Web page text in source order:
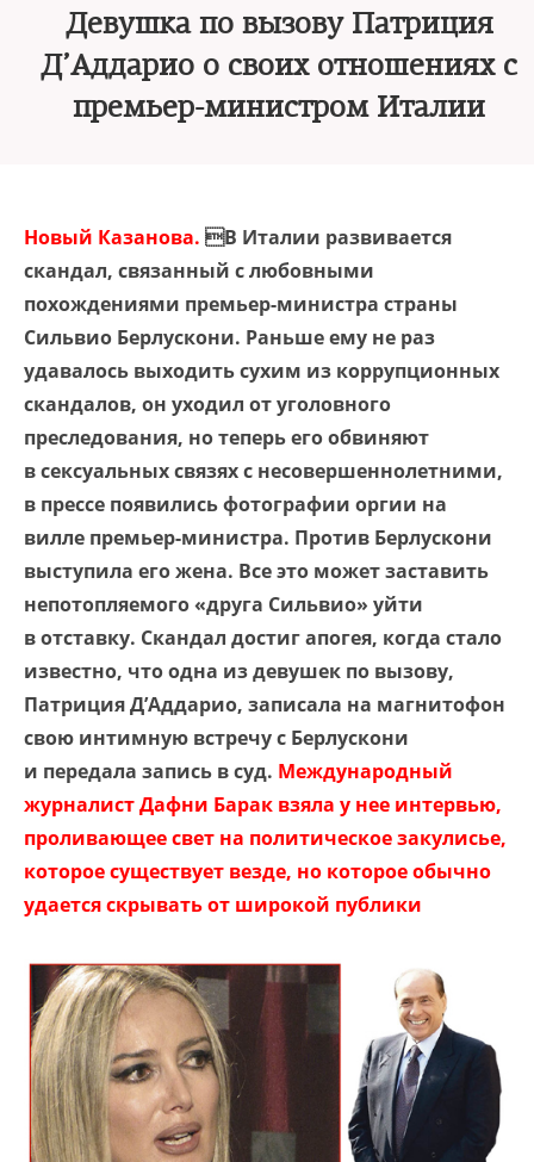
Девушка по вызову Патриция
Д’Аддарио о своих отношениях с
премьер-министром Италии
Новый Казанова. В Италии развивается
скандал, связанный с любовными
похождениями премьер-министра страны
Сильвио Берлускони. Раньше ему не раз
удавалось выходить сухим из коррупционных
скандалов, он уходил от уголовного
преследования, но теперь его обвиняют
в сексуальных связях с несовершеннолетними,
в прессе появились фотографии оргии на
вилле премьер-министра. Против Берлускони
выступила его жена. Все это может заставить
непотопляемого «друга Сильвио» уйти
в отставку. Скандал достиг апогея, когда стало
известно, что одна из девушек по вызову,
Патриция Д’Аддарио, записала на магнитофон
свою интимную встречу с Берлускони
и передала запись в суд. Международный
журналист Дафни Барак взяла у нее интервью,
проливающее свет на политическое закулисье,
которое существует везде, но которое обычно
удается скрывать от широкой публики